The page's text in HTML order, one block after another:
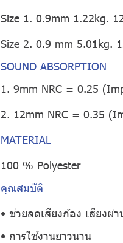
Size 1. 0.9mm 1.22kg.
Size 2. 0.9 mm 5.01kg.
SOUND ABSORPTION
1. 9mm NRC = 0.25
2. 12mm NRC = 0.35
MATERIAL
100 % Polyester
คุณสมบัติ
• ช่วยลดเสียงก้อง เสียงผ่
• การใช้งานยาวนาน